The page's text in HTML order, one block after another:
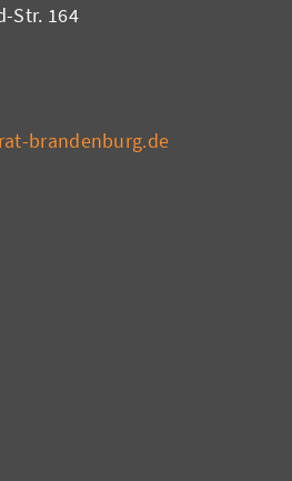
Str. 164
brandenburg.de